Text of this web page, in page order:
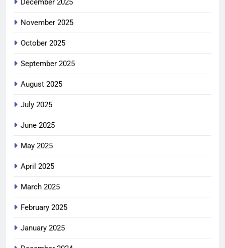
December 2025
November 2025
October 2025
September 2025
August 2025
July 2025
June 2025
May 2025
April 2025
March 2025
February 2025
January 2025